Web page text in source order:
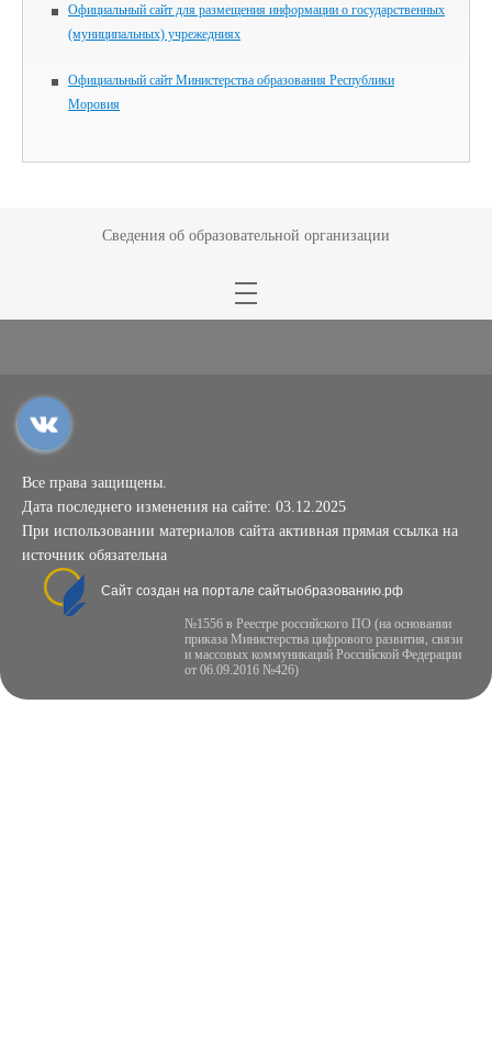
Официальный сайт для размещения информации о государственных
(муниципальных) учрежедниях
Официальный сайт Министерства образования Республики
Моровия
Сведения об образовательной организации
Все права защищены.
Дата последнего изменения на сайте: 03.12.2025
При использовании материалов сайта активная прямая ссылка на
источник обязательна
Сайт создан на портале сайтыобразованию.рф
№1556 в Реестре российского ПО (на основании
приказа Министерства цифрового развития, связи
и массовых коммуникаций Российской Федерации
от 06.09.2016 №426)